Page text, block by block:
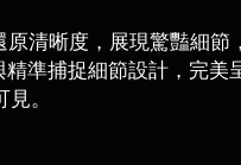
清晰度，展現驚豔細節
準捕捉細節設計，完美
。